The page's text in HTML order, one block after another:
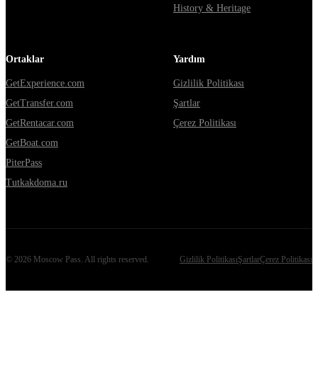
History & Heritage
Ortaklar
GetExperience.com
GetTransfer.com
GetRentacar.com
GetBoat.com
PiterPass
Tutkakdoma.ru
Yardım
Gizlilik Politikası
Şartlar
Çerez Politikası
© 2026 Moscow Pass. All rights reserved. Gizlilik PolitikasıŞartlarÇerez Politikası